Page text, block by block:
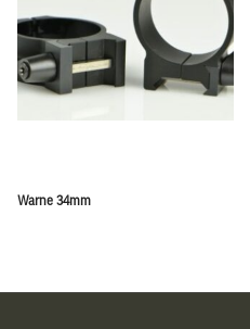
Warne 34mm